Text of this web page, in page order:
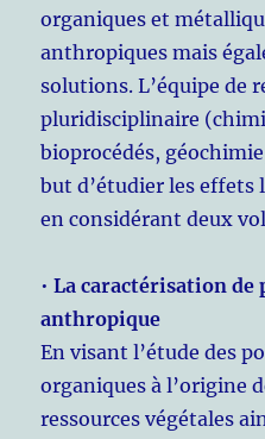
organiques et
anthropiques mais
solutions. L’équipe de
pluridisciplinaire
bioprocédés,
but d’étudier les effets
en considérant deux
•La caractérisation
anthropique
En visant l’étude des
organiques à l’origine
ressources végétales